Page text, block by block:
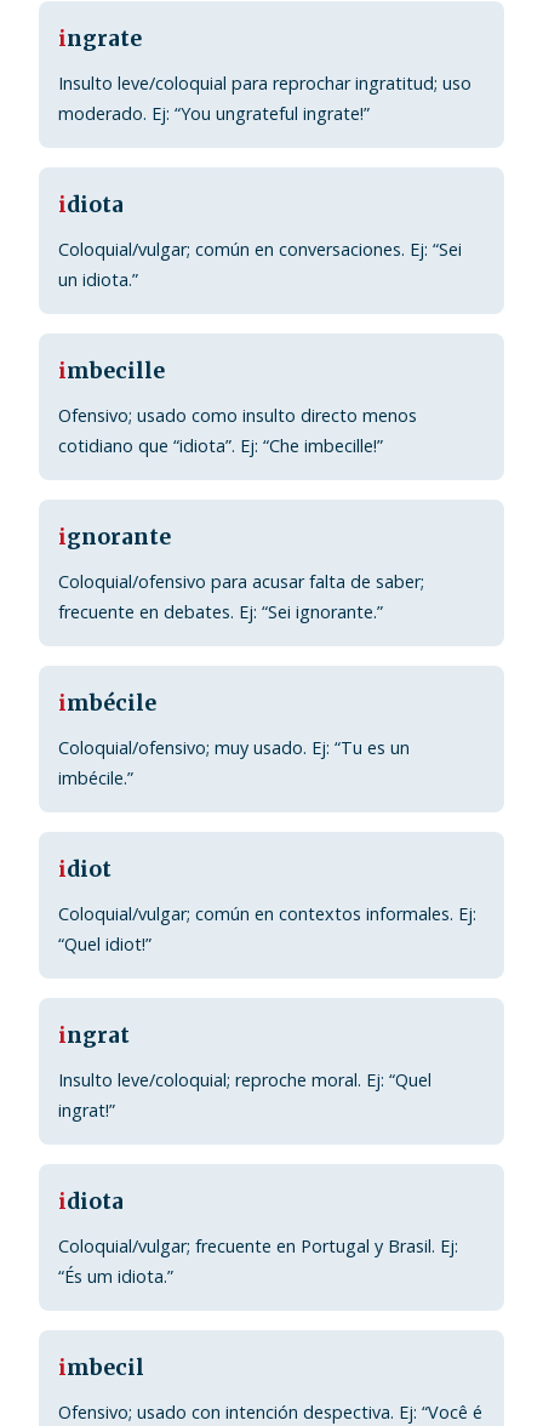
ingrate
Insulto leve/coloquial para reprochar ingratitud; uso
moderado. Ej: “You ungrateful ingrate!”
idiota
Coloquial/vulgar; común en conversaciones. Ej: “Sei
un idiota.”
imbecille
Ofensivo; usado como insulto directo menos
cotidiano que “idiota”. Ej: “Che imbecille!”
ignorante
Coloquial/ofensivo para acusar falta de saber;
frecuente en debates. Ej: “Sei ignorante.”
imbécile
Coloquial/ofensivo; muy usado. Ej: “Tu es un
imbécile.”
idiot
Coloquial/vulgar; común en contextos informales. Ej:
“Quel idiot!”
ingrat
Insulto leve/coloquial; reproche moral. Ej: “Quel
ingrat!”
idiota
Coloquial/vulgar; frecuente en Portugal y Brasil. Ej:
“És um idiota.”
imbecil
Ofensivo; usado con intención despectiva. Ej: “Você é